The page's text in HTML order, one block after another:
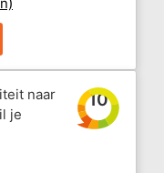
naar
je
10